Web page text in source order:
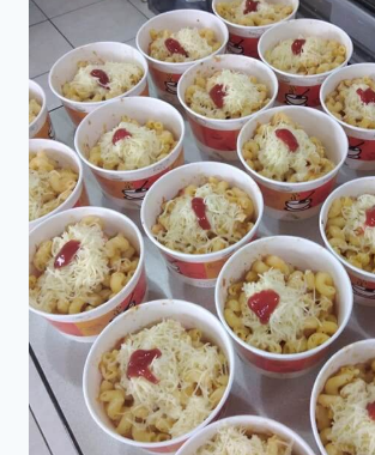
FILIALEI
DIN
CLUJ-
NAPOCA